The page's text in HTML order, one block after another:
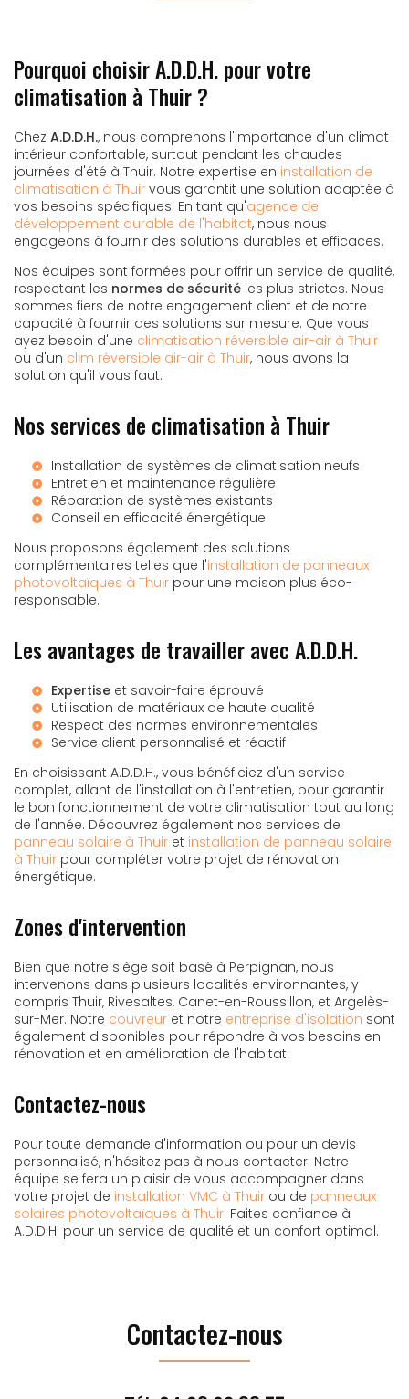
Pourquoi choisir A.D.D.H. pour votre
climatisation à Thuir ?
Chez A.D.D.H., nous comprenons l'importance d'un climat
intérieur confortable, surtout pendant les chaudes
journées d'été à Thuir. Notre expertise en installation de
climatisation à Thuir vous garantit une solution adaptée à
vos besoins spécifiques. En tant qu'agence de
développement durable de l'habitat, nous nous
engageons à fournir des solutions durables et efficaces.
Nos équipes sont formées pour offrir un service de qualité,
respectant les normes de sécurité les plus strictes. Nous
sommes fiers de notre engagement client et de notre
capacité à fournir des solutions sur mesure. Que vous
ayez besoin d'une climatisation réversible air-air à Thuir
ou d'un clim réversible air-air à Thuir, nous avons la
solution qu'il vous faut.
Nos services de climatisation à Thuir
Installation de systèmes de climatisation neufs
Entretien et maintenance régulière
Réparation de systèmes existants
Conseil en efficacité énergétique
Nous proposons également des solutions
complémentaires telles que l'installation de panneaux
photovoltaïques à Thuir pour une maison plus éco-
responsable.
Les avantages de travailler avec A.D.D.H.
Expertise et savoir-faire éprouvé
Utilisation de matériaux de haute qualité
Respect des normes environnementales
Service client personnalisé et réactif
En choisissant A.D.D.H., vous bénéficiez d'un service
complet, allant de l'installation à l'entretien, pour garantir
le bon fonctionnement de votre climatisation tout au long
de l'année. Découvrez également nos services de
panneau solaire à Thuir et installation de panneau solaire
à Thuir pour compléter votre projet de rénovation
énergétique.
Zones d'intervention
Bien que notre siège soit basé à Perpignan, nous
intervenons dans plusieurs localités environnantes, y
compris Thuir, Rivesaltes, Canet-en-Roussillon, et Argelès-
sur-Mer. Notre couvreur et notre entreprise d'isolation sont
également disponibles pour répondre à vos besoins en
rénovation et en amélioration de l'habitat.
Contactez-nous
Pour toute demande d'information ou pour un devis
personnalisé, n'hésitez pas à nous contacter. Notre
équipe se fera un plaisir de vous accompagner dans
votre projet de installation VMC à Thuir ou de panneaux
solaires photovoltaïques à Thuir. Faites confiance à
A.D.D.H. pour un service de qualité et un confort optimal.
Contactez-nous